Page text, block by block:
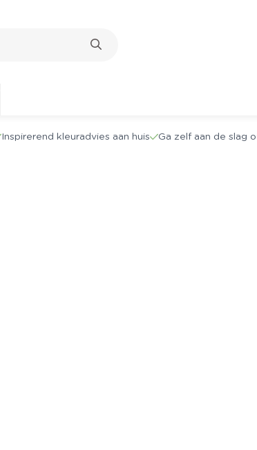
Inspirerend kleuradvies aan huis Ga zelf aan de slag